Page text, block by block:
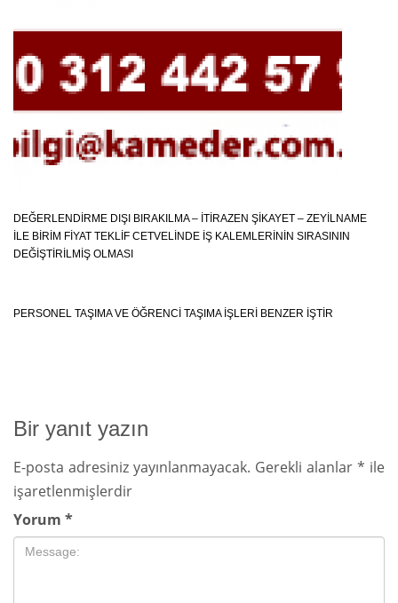
DEĞERLENDIRME DIŞI BIRAKILMA – İTIRAZEN ŞIKAYET – ZEYILNAME
İLE BIRIM FIYAT TEKLIF CETVELINDE İŞ KALEMLERININ SIRASININ
DEĞIŞTIRILMIŞ OLMASI
PERSONEL TAŞIMA VE ÖĞRENCİ TAŞIMA İŞLERİ BENZER İŞTİR
Bir yanıt yazın
E-posta adresiniz yayınlanmayacak. Gerekli alanlar * ile
işaretlenmişlerdir
Yorum *